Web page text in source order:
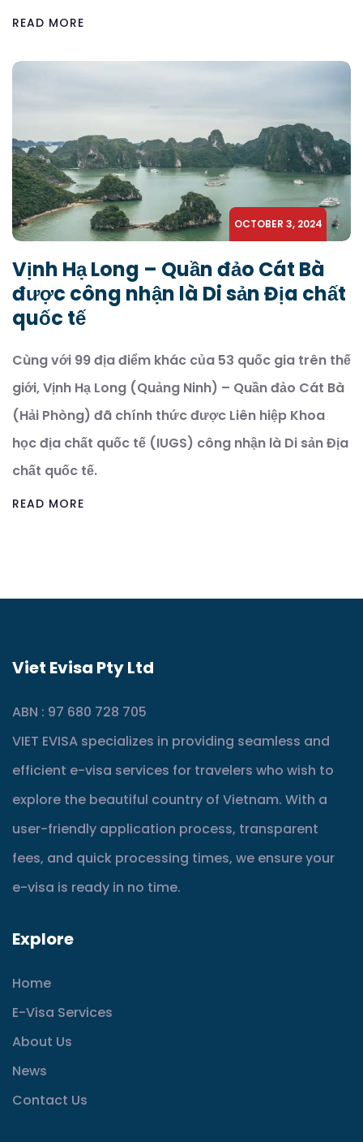
READ MORE
OCTOBER 3, 2024
Vịnh Hạ Long – Quần đảo Cát Bà
được công nhận là Di sản Địa chất
quốc tế
Cùng với 99 địa điểm khác của 53 quốc gia trên thế
giới, Vịnh Hạ Long (Quảng Ninh) – Quần đảo Cát Bà
(Hải Phòng) đã chính thức được Liên hiệp Khoa
học địa chất quốc tế (IUGS) công nhận là Di sản Địa
chất quốc tế.
READ MORE
Viet Evisa Pty Ltd
ABN : 97 680 728 705
VIET EVISA specializes in providing seamless and
efficient e-visa services for travelers who wish to
explore the beautiful country of Vietnam. With a
user-friendly application process, transparent
fees, and quick processing times, we ensure your
e-visa is ready in no time.
Explore
Home
E-Visa Services
About Us
News
Contact Us